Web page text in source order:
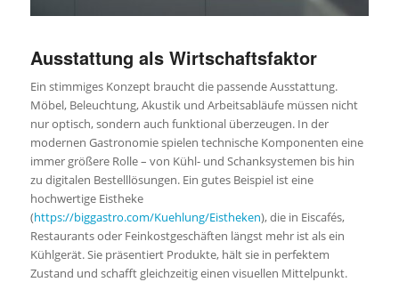
Ausstattung als Wirtschaftsfaktor
Ein stimmiges Konzept braucht die passende Ausstattung.
Möbel, Beleuchtung, Akustik und Arbeitsabläufe müssen nicht
nur optisch, sondern auch funktional überzeugen. In der
modernen Gastronomie spielen technische Komponenten eine
immer größere Rolle – von Kühl- und Schanksystemen bis hin
zu digitalen Bestelllösungen. Ein gutes Beispiel ist eine
hochwertige Eistheke
(https://biggastro.com/Kuehlung/Eistheken), die in Eiscafés,
Restaurants oder Feinkostgeschäften längst mehr ist als ein
Kühlgerät. Sie präsentiert Produkte, hält sie in perfektem
Zustand und schafft gleichzeitig einen visuellen Mittelpunkt.